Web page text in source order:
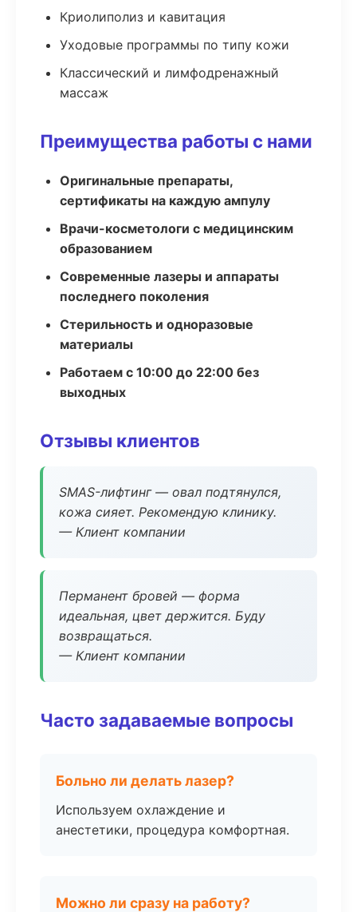
Криолиполиз и кавитация
Уходовые программы по типу кожи
Классический и лимфодренажный
массаж
Преимущества работы с нами
Оригинальные препараты,
сертификаты на каждую ампулу
Врачи-косметологи с медицинским
образованием
Современные лазеры и аппараты
последнего поколения
Стерильность и одноразовые
материалы
Работаем с 10:00 до 22:00 без
выходных
Отзывы клиентов
SMAS-лифтинг — овал подтянулся,
кожа сияет. Рекомендую клинику.
— Клиент компании
Перманент бровей — форма
идеальная, цвет держится. Буду
возвращаться.
— Клиент компании
Часто задаваемые вопросы
Больно ли делать лазер?
Используем охлаждение и
анестетики, процедура комфортная.
Можно ли сразу на работу?